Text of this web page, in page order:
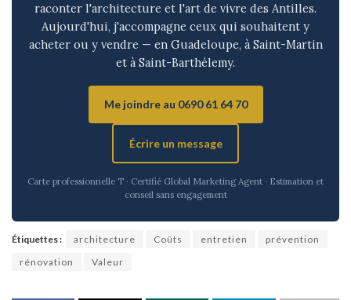
raconter l'architecture et l'art de vivre des Antilles.
Aujourd'hui, j'accompagne ceux qui souhaitent y
acheter ou y vendre — en Guadeloupe, à Saint-Martin
et à Saint-Barthélemy.
Me joindre au 0690 61 64 70
Écrire un message
Carte professionnelle T · Certifié Global Marketing Agent · Estimation et
conseil sans engagement
Étiquettes : architecture Coûts entretien
prévention
rénovation
Valeur